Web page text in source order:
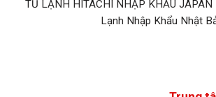
TỦ LẠNH HITACHI NHẬP KHẨU JAPAN
Lạnh Nhập Khẩu Nhật